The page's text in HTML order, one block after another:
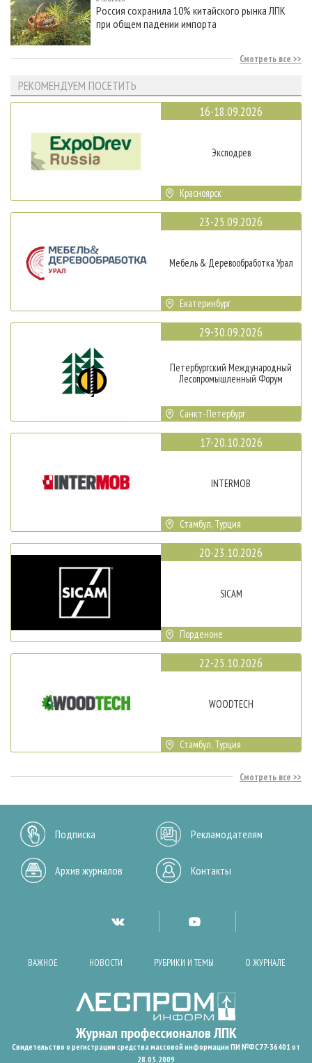
Россия сохранила 10% китайского рынка ЛПК
при общем падении импорта
Смотреть все
РЕКОМЕНДУЕМ ПОСЕТИТЬ
16-18.09.2026
Эксподрев
Красноярск
23-25.09.2026
Мебель & Деревообработка Урал
Екатеринбург
29-30.09.2026
Петербургский Международный
Лесопромышленный Форум
Санкт-Петербург
17-20.10.2026
INTERMOB
Стамбул, Турция
20-23.10.2026
SICAM
Порденоне
22-25.10.2026
WOODTECH
Стамбул, Турция
Смотреть все
Подписка Рекламодателям
Архив журналов Контакты
ВАЖНОЕ НОВОСТИ РУБРИКИ И ТЕМЫ О ЖУРНАЛЕ
Свидетельство о регистрации средства массовой информации ПИ №ФС77-36401 от
28.05.2009